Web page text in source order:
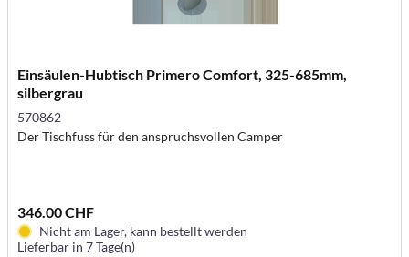
Einsäulen-Hubtisch Primero Comfort, 325-685mm,
silbergrau
570862
Der Tischfuss für den anspruchsvollen Camper
346.00 CHF
Nicht am Lager, kann bestellt werden
Lieferbar in 7 Tage(n)